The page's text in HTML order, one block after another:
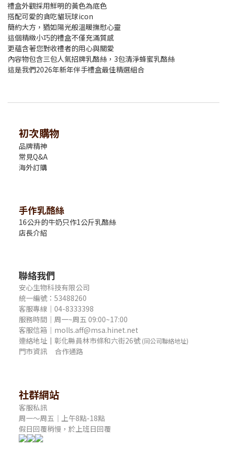
禮盒外觀採用鮮明的黃色為底色
搭配可愛的貪吃貓玩球icon
簡約大方，猶如陽光般溫暖撫慰心靈
這個精緻小巧的禮盒不僅充滿質感
更蘊含著您對收禮者的用心與關愛
內容物包含三包人氣招牌乳酪絲，3包清淨蜂蜜乳酪絲
這是我們2026年新年伴手禮盒最佳精選組合
初次購物
品牌精神
常見Q&A
海外訂購
手作乳酪絲
16公升的牛奶只作1公斤乳酪絲
店長介紹
聯絡我們
安心生物科技有限公司
統一編號：53488260
客服專線｜04-8333398
服務時間｜周一~周五 09:00~17:00
客服信箱｜molls.aff@msa.hinet.net
連絡地址 ｜ 彰化縣員林市條和六街26號 (同公司聯絡地址)
門市資訊 合作通路
社群網站
客服私訊
周一～周五｜上午8點-18點
假日回覆稍慢，於上班日回覆